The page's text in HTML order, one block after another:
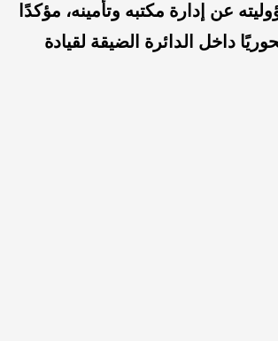
عن إدارة مكتبه وتأمينه، مؤكدًا
داخل الدائرة الضيقة لقيادة